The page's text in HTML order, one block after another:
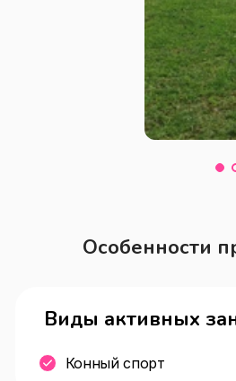
Особенности
Виды активных
Конный спорт